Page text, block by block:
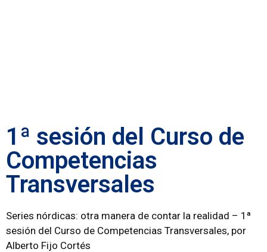
1ª sesión del Curso de
Competencias
Transversales
Series nórdicas: otra manera de contar la realidad – 1ª
sesión del Curso de Competencias Transversales, por
Alberto Fijo Cortés